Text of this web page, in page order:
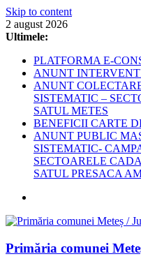
Skip to content
2 august 2026
Ultimele:
PLATFORMA E-
ANUNT
ANUNT
SISTEMATIC –
SATUL METES
BENEFICII CARTE
ANUNT PUBLIC
SISTEMATIC-
SECTOARELE
SATUL PRESACA
Primăria comunei